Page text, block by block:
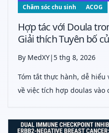
Chăm sóc chu sinh
ACOG
Hợp tác với Doula
Giải thích Tuyên bố
By MedXY| 5 thg 8, 2026
Tóm tắt thực hành, dễ hiểu
về việc tích hợp doulas vào
quả hệ thống.